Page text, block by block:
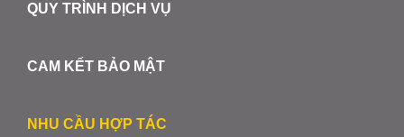
QUY TRÌNH DỊCH VỤ
CAM KẾT BẢO MẬT
NHU CẦU HỢP TÁC